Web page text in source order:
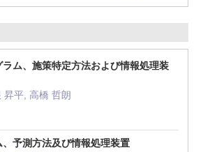
ム、施策特定方法および情報処理装
昇平, 高橋 哲朗
予測方法及び情報処理装置